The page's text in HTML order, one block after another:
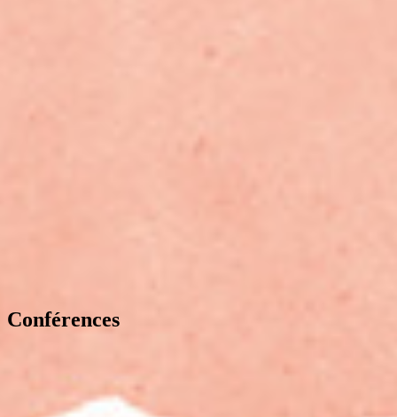
Conférences